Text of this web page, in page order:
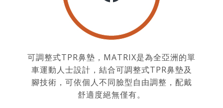
可調整式TPR鼻墊，MATRIX是為全亞洲的單
車運動人士設計，結合可調整式TPR鼻墊及
腳技術，可依個人不同臉型自由調整，配戴
舒適度絕無僅有。